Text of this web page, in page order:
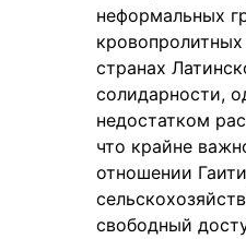
неформальных
странах
солидарности,
недостатком
что крайне
отношении
свободный